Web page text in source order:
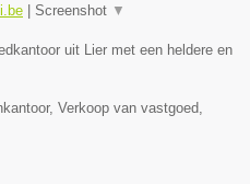
| Screenshot ▼
uit Lier met een heldere en
Verkoop van vastgoed,